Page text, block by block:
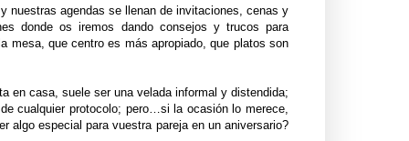
nuestras agendas se llenan de invitaciones, cenas y
donde os iremos dando consejos y trucos para
mesa, que centro es más apropiado, que platos son
en casa, suele ser una velada informal y distendida;
cualquier protocolo; pero…si la ocasión lo merece,
algo especial para vuestra pareja en un aniversario?